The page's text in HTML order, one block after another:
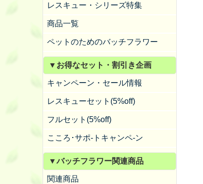
レスキュー・シリーズ特集
商品一覧
ペットのためのバッチフラワー
▼お得なセット・割引き企画
キャンペーン・セール情報
レスキューセット(5%off)
フルセット(5%off)
こころ･サポ-トキャンペ-ン
▼バッチフラワー関連商品
関連商品